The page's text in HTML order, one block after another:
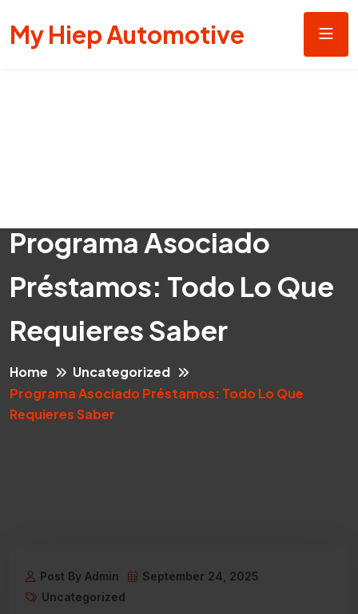
My Hiep Automotive
Programa Asociado
Préstamos: Todo Lo Que
Requieres Saber
Home
Uncategorized
Programa Asociado Préstamos: Todo Lo Que
Requieres Saber
Post By Admin
September 24, 2025
Uncategorized